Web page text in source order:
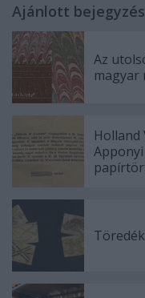
Ajánlott
Az
magyar
Holland